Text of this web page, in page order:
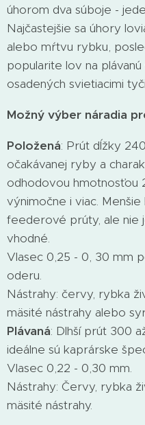
úhorom dva súboje -
Najčastejšie sa úhory
alebo mŕtvu rybku,
popularite lov na
osadených svietiacimi
Možný výber náradia
Položená: Prút dĺžky
očakávanej ryby a
odhodovou hmotnosťou
výnimočne i viac.
feederové prúty, ale nie
vhodné.
Vlasec 0,25 - 0, 30 mm
oderu.
Nástrahy: červy, rybka
mäsité nástrahy alebo
Plávaná: Dlhší prút 300
ideálne sú kaprárske
Vlasec 0,22 - 0,30 mm.
Nástrahy: Červy, rybka
mäsité nástrahy.